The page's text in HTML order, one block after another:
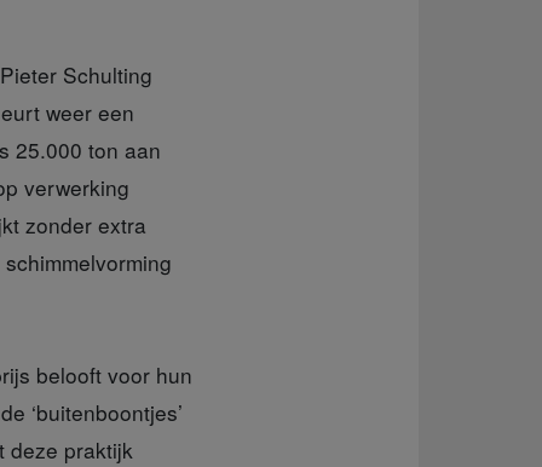
Schulting
weer een
25.000 ton aan
verwerking
zonder extra
belooft voor hun
‘buitenboontjes’
deze praktijk